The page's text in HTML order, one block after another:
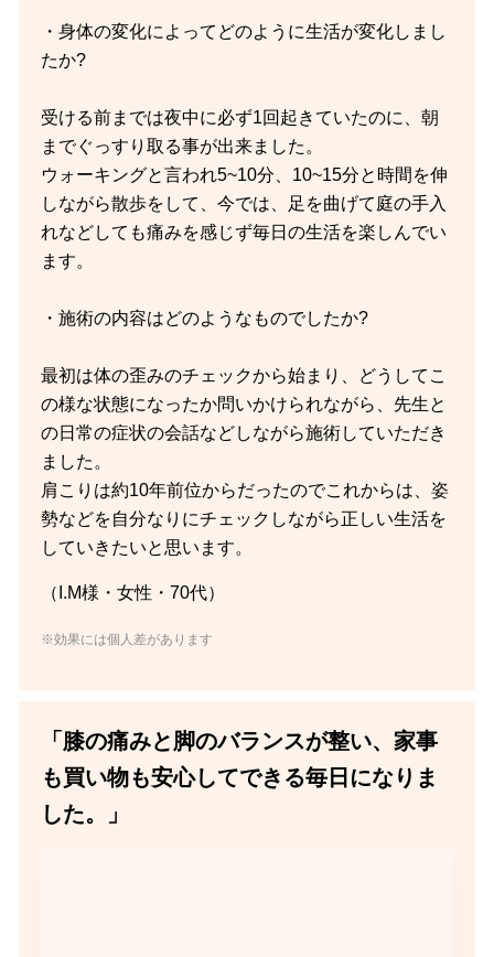
・身体の変化によってどのように生活が変化しまし
たか?
受ける前までは夜中に必ず1回起きていたのに、朝
までぐっすり取る事が出来ました。
ウォーキングと言われ5~10分、10~15分と時間を伸
しながら散歩をして、今では、足を曲げて庭の手入
れなどしても痛みを感じず毎日の生活を楽しんでい
ます。
・施術の内容はどのようなものでしたか?
最初は体の歪みのチェックから始まり、どうしてこ
の様な状態になったか問いかけられながら、先生と
の日常の症状の会話などしながら施術していただき
ました。
肩こりは約10年前位からだったのでこれからは、姿
勢などを自分なりにチェックしながら正しい生活を
していきたいと思います。
（I.M様・女性・70代）
※効果には個人差があります
「膝の痛みと脚のバランスが整い、家事
も買い物も安心してできる毎日になりま
した。」